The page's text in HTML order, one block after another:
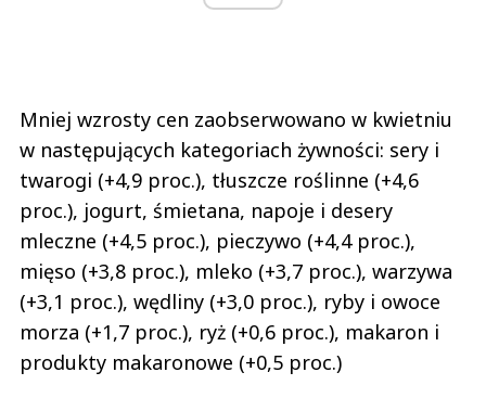
Mniej wzrosty cen zaobserwowano w kwietniu
w następujących kategoriach żywności: sery i
twarogi (+4,9 proc.), tłuszcze roślinne (+4,6
proc.), jogurt, śmietana, napoje i desery
mleczne (+4,5 proc.), pieczywo (+4,4 proc.),
mięso (+3,8 proc.), mleko (+3,7 proc.), warzywa
(+3,1 proc.), wędliny (+3,0 proc.), ryby i owoce
morza (+1,7 proc.), ryż (+0,6 proc.), makaron i
produkty makaronowe (+0,5 proc.)